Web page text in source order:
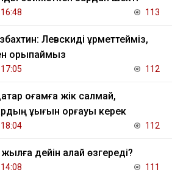
113
Левскиді құрметтейміз,
қорықпаймыз
112
қоғамға жік салмай,
құқығын қорғауы керек
112
дейін қалай өзгереді?
111